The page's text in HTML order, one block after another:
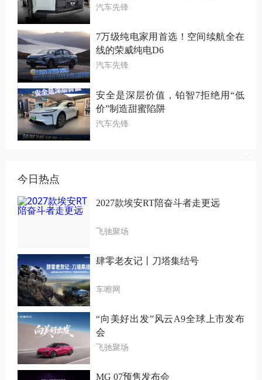
放！
汽车先锋
7万级纯电家用首选！空间续航全在
线的荣威纯电D6
汽车先锋
安全是深层价值，铂智7拒绝用“低
价”制造甜蜜陷阱
汽车先锋
今日热点
2027款埃安RT陪奋斗者走更远
飞驰聚场
肆零老友记丨刀塔集结号
车嚓网
“向美好出发”风云A9全球上市发布
会
飞驰聚场
MG 07预售发布会